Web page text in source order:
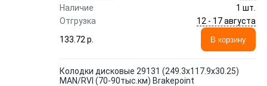
Наличие
1 шт.
Отгрузка
12 - 17 августа
133.72 p.
В корзину
Колодки дисковые 29131 (249.3x117.9x30.25)
MAN/RVI (70-90тыс.км) Brakepoint